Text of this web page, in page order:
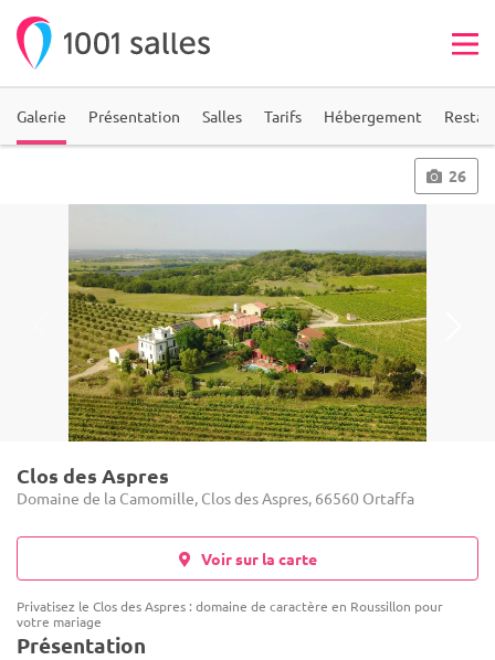
Galerie Présentation Salles Tarifs Hébergement
26
Clos des Aspres
Domaine de la Camomille, Clos des Aspres, 66560 Ortaffa
Voir sur la carte
Privatisez le Clos des Aspres : domaine de caractère en Roussillon pour
votre mariage
Présentation